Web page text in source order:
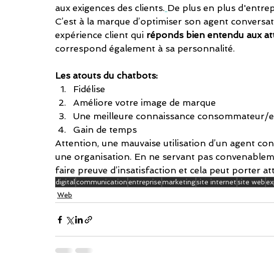
aux exigences des clients. De plus en plus
C’est à la marque d’optimiser son agent
expérience client qui réponds bien entendu aux
correspond également à sa personnalité.
Les atouts du chatbots:
Fidélise
Améliore votre image de marque
Une meilleure connaissance consommateur/
Gain de temps
Attention, une mauvaise utilisation d’un agent
une organisation. En ne servant pas
faire preuve d’insatisfaction et cela peut porter
digitalcommunicationentreprisemarketingsite internetsite web
Web